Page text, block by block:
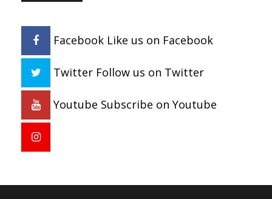
Facebook Like us on Facebook
Twitter Follow us on Twitter
Youtube Subscribe on Youtube